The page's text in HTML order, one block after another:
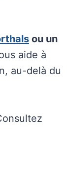
ou un
aide à
au-delà du